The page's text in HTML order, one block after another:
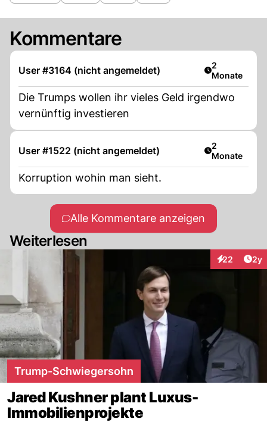
Kommentare
User #3164 (nicht angemeldet) Artikel
2
Monate
Die Trumps wollen ihr vieles Geld irgendwo
vernünftig investieren
User #1522 (nicht angemeldet) Artikel
2
Monate
Korruption wohin man sieht.
Alle Kommentare anzeigen
Weiterlesen
22
Interaktionen
2y
Trump-Schwiegersohn
Jared Kushner plant Luxus-
Immobilienprojekte